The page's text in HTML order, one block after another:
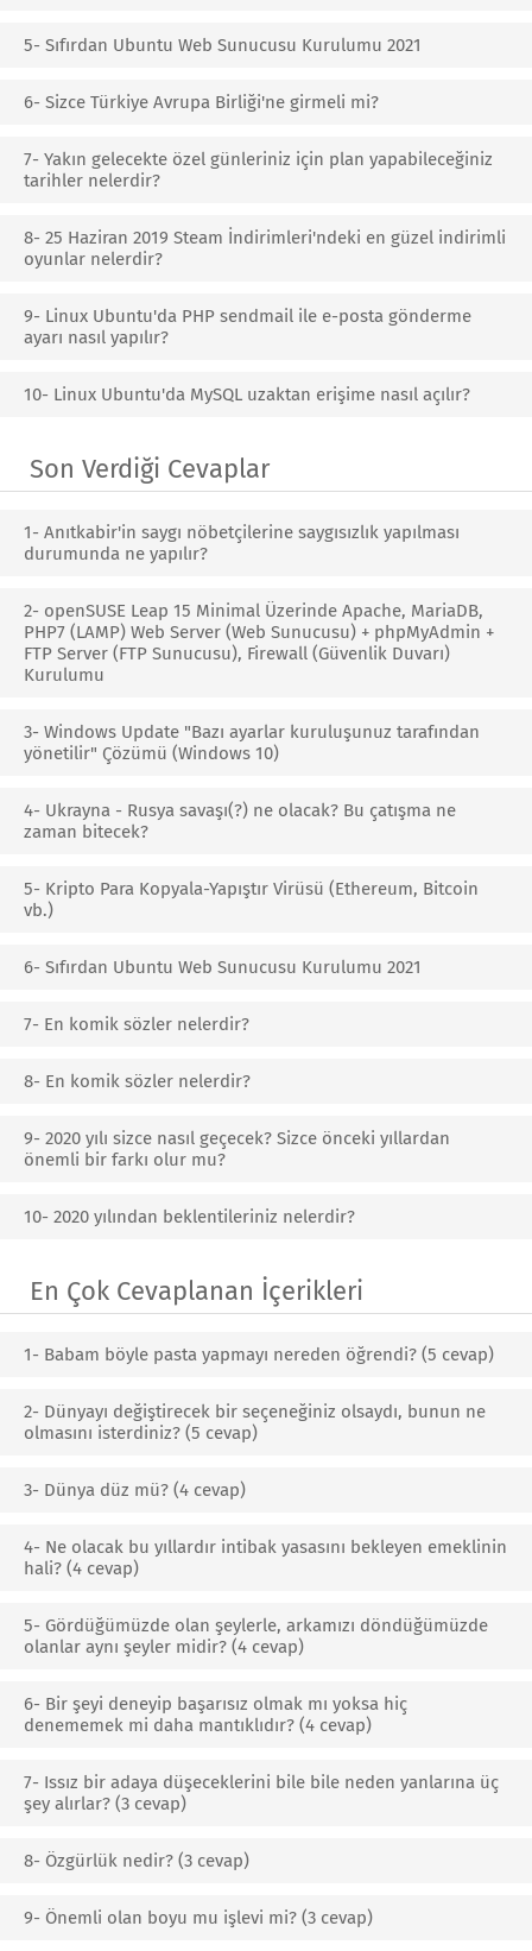
5- Sıfırdan Ubuntu Web Sunucusu Kurulumu 2021
6- Sizce Türkiye Avrupa Birliği'ne girmeli mi?
7- Yakın gelecekte özel günleriniz için plan yapabileceğiniz
tarihler nelerdir?
8- 25 Haziran 2019 Steam İndirimleri'ndeki en güzel indirimli
oyunlar nelerdir?
9- Linux Ubuntu'da PHP sendmail ile e-posta gönderme
ayarı nasıl yapılır?
10- Linux Ubuntu'da MySQL uzaktan erişime nasıl açılır?
Son Verdiği Cevaplar
1- Anıtkabir'in saygı nöbetçilerine saygısızlık yapılması
durumunda ne yapılır?
2- openSUSE Leap 15 Minimal Üzerinde Apache, MariaDB,
PHP7 (LAMP) Web Server (Web Sunucusu) + phpMyAdmin +
FTP Server (FTP Sunucusu), Firewall (Güvenlik Duvarı)
Kurulumu
3- Windows Update "Bazı ayarlar kuruluşunuz tarafından
yönetilir" Çözümü (Windows 10)
4- Ukrayna - Rusya savaşı(?) ne olacak? Bu çatışma ne
zaman bitecek?
5- Kripto Para Kopyala-Yapıştır Virüsü (Ethereum, Bitcoin
vb.)
6- Sıfırdan Ubuntu Web Sunucusu Kurulumu 2021
7- En komik sözler nelerdir?
8- En komik sözler nelerdir?
9- 2020 yılı sizce nasıl geçecek? Sizce önceki yıllardan
önemli bir farkı olur mu?
10- 2020 yılından beklentileriniz nelerdir?
En Çok Cevaplanan İçerikleri
1- Babam böyle pasta yapmayı nereden öğrendi? (5 cevap)
2- Dünyayı değiştirecek bir seçeneğiniz olsaydı, bunun ne
olmasını isterdiniz? (5 cevap)
3- Dünya düz mü? (4 cevap)
4- Ne olacak bu yıllardır intibak yasasını bekleyen emeklinin
hali? (4 cevap)
5- Gördüğümüzde olan şeylerle, arkamızı döndüğümüzde
olanlar aynı şeyler midir? (4 cevap)
6- Bir şeyi deneyip başarısız olmak mı yoksa hiç
denememek mi daha mantıklıdır? (4 cevap)
7- Issız bir adaya düşeceklerini bile bile neden yanlarına üç
şey alırlar? (3 cevap)
8- Özgürlük nedir? (3 cevap)
9- Önemli olan boyu mu işlevi mi? (3 cevap)